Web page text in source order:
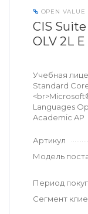
OPEN VALUE
CIS
OLV 2L
Учебная
Standard
Languages
Academic AP
Артикул
Модель
Период
Сегмент